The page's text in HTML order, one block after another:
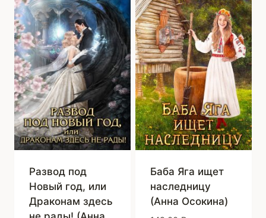
Развод под
Новый год, или
Драконам здесь
Баба Яга ищет
наследницу
(Анна Осокина)